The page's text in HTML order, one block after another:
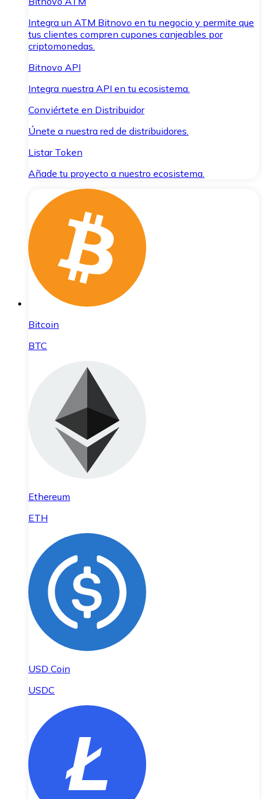
Integra un ATM Bitnovo en tu negocio y permite que
tus clientes compren cupones canjeables por
criptomonedas.
Bitnovo API
Integra nuestra API en tu ecosistema.
Conviértete en Distribuidor
Únete a nuestra red de distribuidores.
Listar Token
Añade tu proyecto a nuestro ecosistema.
Bitcoin
BTC
Ethereum
ETH
USD Coin
USDC